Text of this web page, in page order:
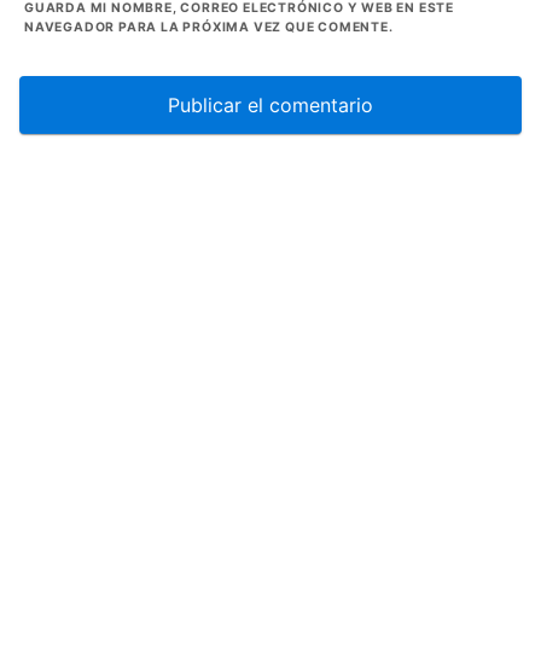
GUARDA MI NOMBRE, CORREO ELECTRÓNICO Y WEB EN ESTE
NAVEGADOR PARA LA PRÓXIMA VEZ QUE COMENTE.